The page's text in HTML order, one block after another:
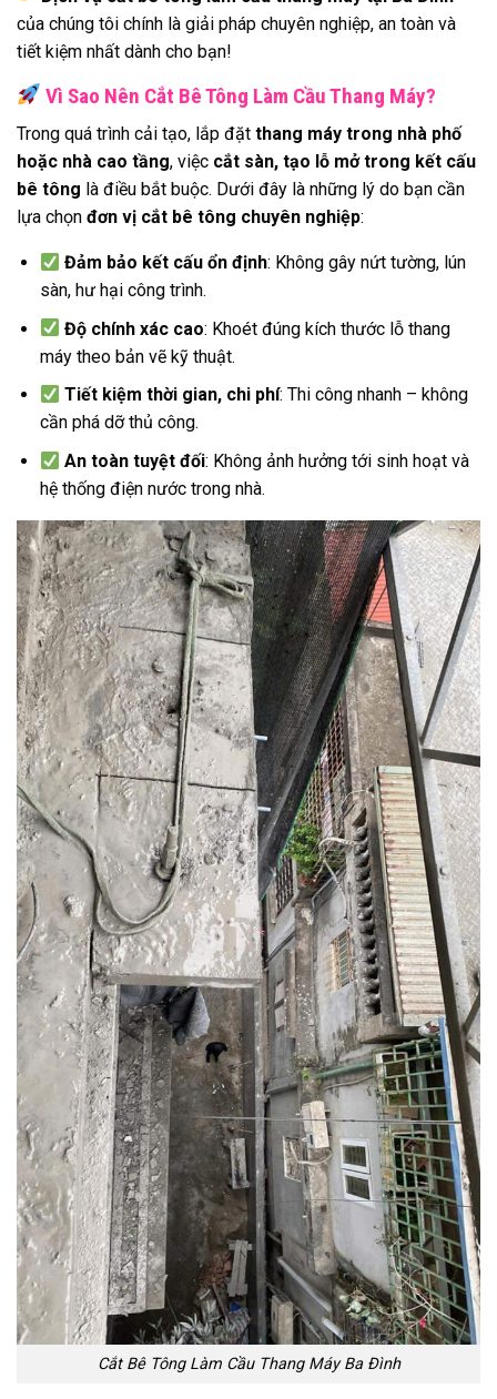
của chúng tôi chính là giải pháp chuyên nghiệp, an toàn và
tiết kiệm nhất dành cho bạn!
Vì Sao Nên Cắt Bê Tông Làm Cầu Thang Máy?
Trong quá trình cải tạo, lắp đặt thang máy trong nhà phố
hoặc nhà cao tầng, việc cắt sàn, tạo lỗ mở trong kết cấu
bê tông là điều bắt buộc. Dưới đây là những lý do bạn cần
lựa chọn đơn vị cắt bê tông chuyên nghiệp:
Đảm bảo kết cấu ổn định: Không gây nứt tường, lún
sàn, hư hại công trình.
Độ chính xác cao: Khoét đúng kích thước lỗ thang
máy theo bản vẽ kỹ thuật.
Tiết kiệm thời gian, chi phí: Thi công nhanh – không
cần phá dỡ thủ công.
An toàn tuyệt đối: Không ảnh hưởng tới sinh hoạt và
hệ thống điện nước trong nhà.
Cắt Bê Tông Làm Cầu Thang Máy Ba Đình